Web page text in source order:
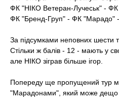
ФК "НІКО Ветеран-Лучеськ" - ФК
ФК "Бренд-Груп" - ФК "Марадо"
За підсумками неповних шести
Стільки ж балів - 12 - мають у
але НІКО зіграв більше ігор.
Попереду ще пропущений тур
"Марадонами", який може дещо